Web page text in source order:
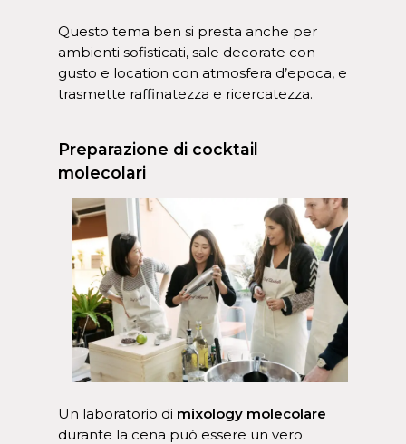
Questo tema ben si presta anche per
ambienti sofisticati, sale decorate con
gusto e location con atmosfera d’epoca, e
trasmette raffinatezza e ricercatezza.
Preparazione di cocktail
molecolari
Un laboratorio di mixology molecolare
durante la cena può essere un vero